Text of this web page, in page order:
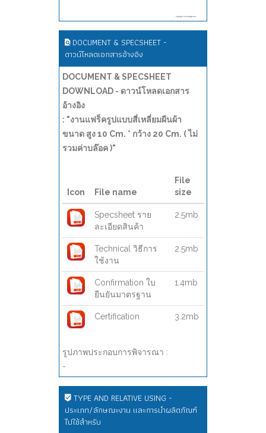
DOCUMENT & SPECSHEET -
ดาวน์โหลดเอกสารอ้างอิง
DOCUMENT & SPECSHEET
DOWNLOAD - ดาวน์โหลดเอกสาร
อ้างอิง
: "งานแฟร็ครูปแบบสี่เหลี่ยมผืนผ้า
ขนาด สูง 10 Cm. * กว้าง 20 Cm. ( ไม่
รวมค่าบล๊อค )"
Icon File name
File
size
Specsheet ราย
ละเอียดสินค้า
2.5mb
Technical วิธีการ
ใช้งาน
2.5mb
Confirmation ใบ
ยืนยันมาตรฐาน
1.4mb
Certification 3.2mb
รูปภาพประกอบการพิจารณา :
-
TYPE AND RELATIVE USING -
ประเภท/ลักษณะงาน และการนำผลิตภัณฑ์
ไปใช้สำหรับ